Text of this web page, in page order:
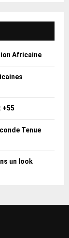
Africaine
+55
Tenue
un look